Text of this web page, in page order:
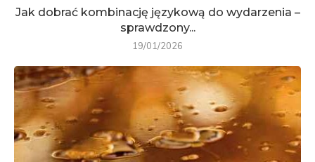
Jak dobrać kombinację językową do wydarzenia –
sprawdzony...
19/01/2026